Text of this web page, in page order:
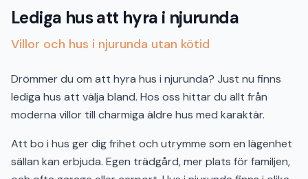
Lediga hus att hyra i njurunda
Villor och hus i njurunda utan kötid
Drömmer du om att hyra hus i njurunda? Just nu finns
lediga hus att välja bland. Hos oss hittar du allt från
moderna villor till charmiga äldre hus med karaktär.
Att bo i hus ger dig frihet och utrymme som en lägenhet
sällan kan erbjuda. Egen trädgård, mer plats för familjen,